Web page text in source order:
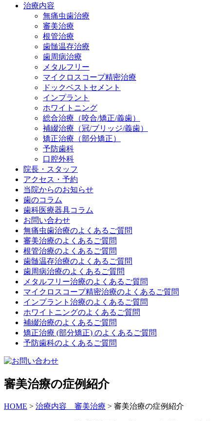
治療内容
無痛虫歯治療
審美治療
根管治療
歯髄温存治療
歯周病治療
メタルフリー
マイクロスコープ精密治療
ドックベストセメント
インプラント
ホワイトニング
総合治療（咬合/矯正/義歯）
補綴治療（冠/ブリッジ/義歯）
矯正治療（部分矯正）
予防歯科
口腔外科
院長・スタッフ
アクセス・予約
当院からのお知らせ
歯のコラム
歯科医療器具コラム
お問い合わせ
無痛虫歯治療のよくあるご質問
審美治療のよくあるご質問
根管治療のよくあるご質問
歯髄温存治療のよくあるご質問
歯周病治療のよくあるご質問
メタルフリー治療のよくあるご質問
マイクロスコープ精密治療のよくあるご質問
インプラント治療のよくあるご質問
ホワイトニングのよくあるご質問
補綴治療のよくあるご質問
矯正治療 (部分矯正) のよくあるご質問
予防歯科のよくあるご質問
審美治療の症例紹介
HOME > 治療内容 審美治療 > 審美治療の症例紹介